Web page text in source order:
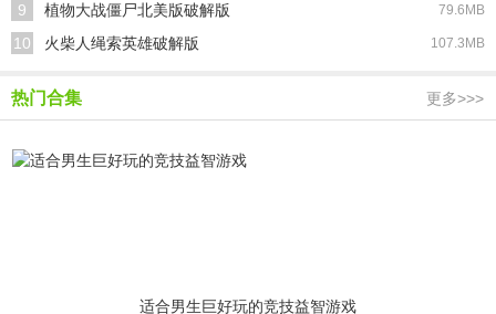
9 植物大战僵尸北美版破解版 79.6MB
10 火柴人绳索英雄破解版 107.3MB
热门合集 更多>>>
适合男生巨好玩的竞技益智游戏